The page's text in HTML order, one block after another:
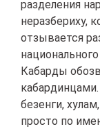
разделения
неразбериху,
отзывается
Кабарды
безенги,
просто по